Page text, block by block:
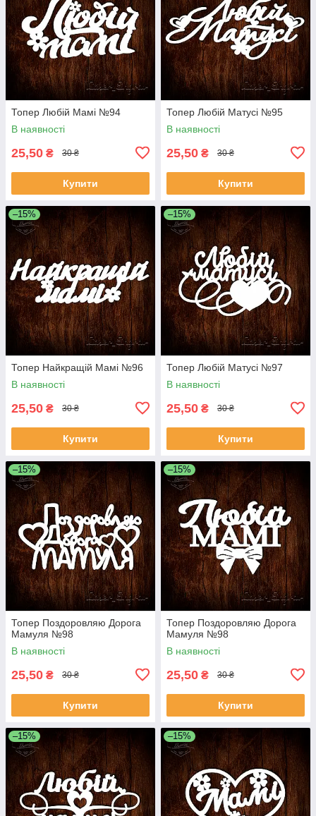
Топер Любій Мамі №94
В наявності
25,50 ₴ 30 ₴
Купити
Топер Любій Матусі №95
В наявності
25,50 ₴ 30 ₴
Купити
–15%
Топер Найкращій Мамі №96
В наявності
25,50 ₴ 30 ₴
Купити
–15%
Топер Любій Матусі №97
В наявності
25,50 ₴ 30 ₴
Купити
–15%
Топер Поздоровляю Дорога
Мамуля №98
В наявності
25,50 ₴ 30 ₴
Купити
–15%
Топер Поздоровляю Дорога
Мамуля №98
В наявності
25,50 ₴ 30 ₴
Купити
–15% –15%